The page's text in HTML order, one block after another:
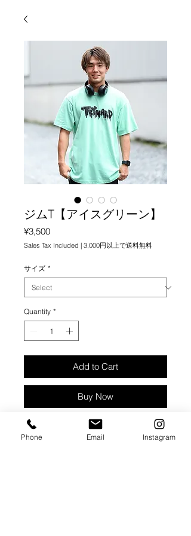
ジムT【アイスグリーン】
¥3,500Price
Sales Tax Included | 3,000円以上で送料無料
サイズ *
Quantity *
Add to Cart
Buy Now
トライハードジムオリジナルTシャツ
です。
Phone Email Instagram